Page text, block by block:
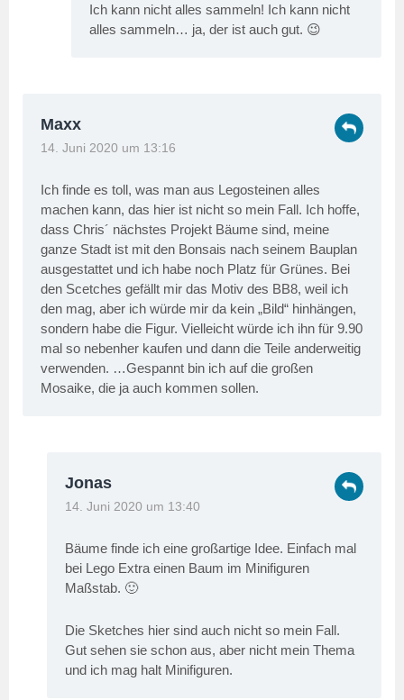
Ich kann nicht alles sammeln! Ich kann nicht
alles sammeln… ja, der ist auch gut. 😉
Maxx
14. Juni 2020 um 13:16
Ich finde es toll, was man aus Legosteinen alles
machen kann, das hier ist nicht so mein Fall. Ich hoffe,
dass Chris´ nächstes Projekt Bäume sind, meine
ganze Stadt ist mit den Bonsais nach seinem Bauplan
ausgestattet und ich habe noch Platz für Grünes. Bei
den Scetches gefällt mir das Motiv des BB8, weil ich
den mag, aber ich würde mir da kein „Bild“ hinhängen,
sondern habe die Figur. Vielleicht würde ich ihn für 9.90
mal so nebenher kaufen und dann die Teile anderweitig
verwenden. …Gespannt bin ich auf die großen
Mosaike, die ja auch kommen sollen.
Jonas
14. Juni 2020 um 13:40
Bäume finde ich eine großartige Idee. Einfach mal
bei Lego Extra einen Baum im Minifiguren
Maßstab. 🙂
Die Sketches hier sind auch nicht so mein Fall.
Gut sehen sie schon aus, aber nicht mein Thema
und ich mag halt Minifiguren.